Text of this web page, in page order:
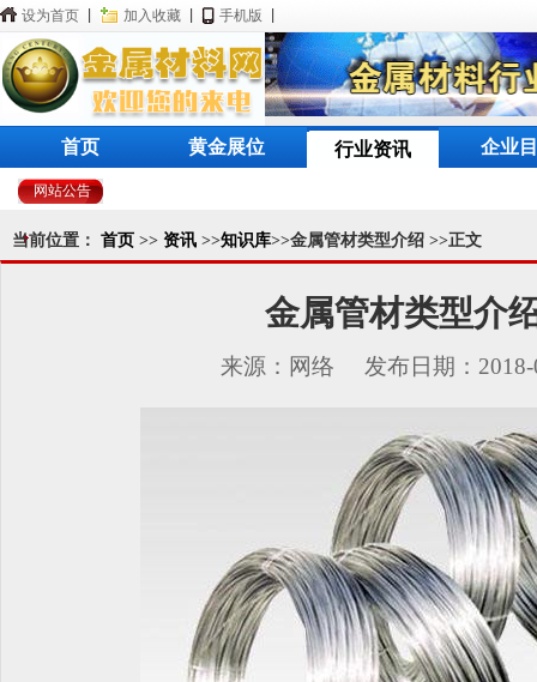
设为首页 加入收藏 手机版
首页 黄金展位 行业资讯 企业
网站公告
当前位置： 首页 >> 资讯 >>知识库>>金属管材类型介绍 >>正文
金属管材类型介
来源：网络 发布日期：2018-